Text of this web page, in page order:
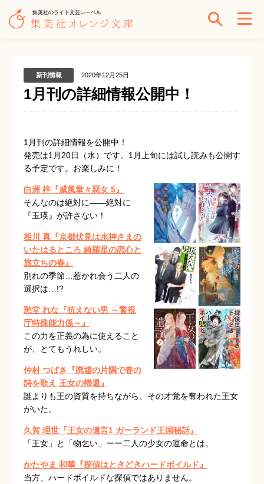
集英社のライト文芸レーベル
新刊情報 2020年12月25日
1月刊の詳細情報公開中！
1月刊の詳細情報を公開中！
発売は1月20日（水）です。1月上旬には試し読みも公開す
る予定です。お楽しみに！
白洲 梓『威風堂々惡女 5』
そんなのは絶対に――絶対に
『玉瑛』が許さない！
相川 真『京都伏見は水神さまの
いたはるところ 綺羅星の恋心と
旅立ちの春』
別れの季節…惹かれ会う二人の
選択は…!?
愁堂 れな『抗えない男 ～警視
庁特殊能力係～』
この力を正義の為に使えること
が、とてもうれしい。
仲村 つばき『廃墟の片隅で春の
詩を歌え 王女の帰還』
誰よりも王の資質を持ちながら、その才覚を奪われた王女
がいた。
久賀 理世『王女の遺言1 ガーランド王国秘話』
「王女」と「物乞い」ーー二人の少女の運命とは。
かたやま 和華『探偵はときどきハードボイルド』
当方、ハードボイルドな探偵ではありません。